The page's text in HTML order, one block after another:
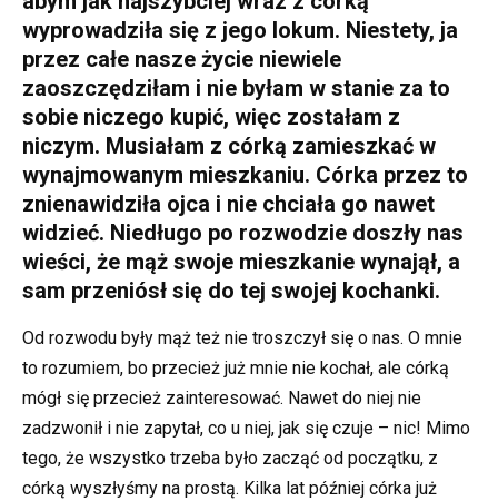
wyprowadziła się z jego lokum. Niestety, ja
przez całe nasze życie niewiele
zaoszczędziłam i nie byłam w stanie za to
sobie niczego kupić, więc zostałam z
niczym. Musiałam z córką zamieszkać w
wynajmowanym mieszkaniu. Córka przez to
znienawidziła ojca i nie chciała go nawet
widzieć. Niedługo po rozwodzie doszły nas
wieści, że mąż swoje mieszkanie wynajął, a
sam przeniósł się do tej swojej kochanki.
Od rozwodu były mąż też nie troszczył się o nas. O mnie
to rozumiem, bo przecież już mnie nie kochał, ale córką
mógł się przecież zainteresować. Nawet do niej nie
zadzwonił i nie zapytał, co u niej, jak się czuje – nic! Mimo
tego, że wszystko trzeba było zacząć od początku, z
córką wyszłyśmy na prostą. Kilka lat później córka już